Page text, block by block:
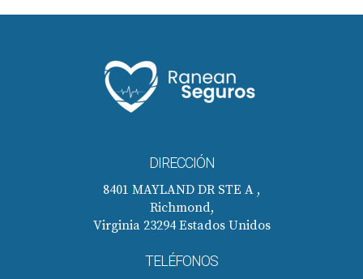
DIRECCIÓN
8401 MAYLAND DR STE A ,
Richmond,
Virginia 23294 Estados Unidos
TELÉFONOS